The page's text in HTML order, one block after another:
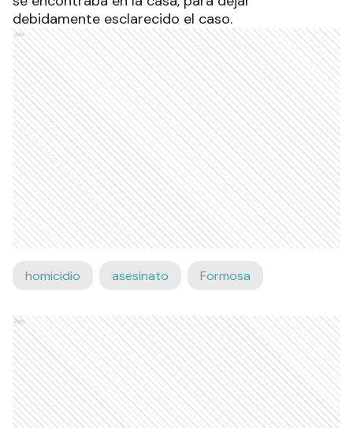
debidamente esclarecido el caso.
Ads
homicidio asesinato Formosa
Ads